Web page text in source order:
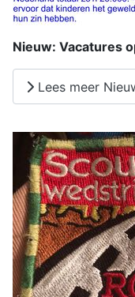
Nieuw: Vacatures
Lees meer